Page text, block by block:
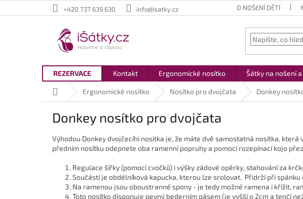
na
+420 737 639 630 info@isatky.cz O NOŠENÍ DĚTÍ
REZERVACE Kontakt Ergonomické nosítko Šátky na nošení
Domů Ergonomické nosítko Nosítko pro dvojčata Donkey
Donkey nosítko pro dvojčata
Výhodou Donkey dvojčecíhi nositka je, že máte dvě samostatná nosítka,
předním nosítku odepnete oba ramenní popruhy a pomocí rozepínací kojo
Regulace šířky (pomocí cvočků) i výšky zádové opěrky, stahování za
Součástí je obdélníková kapucka, kterou lze srolovat. Přidrží při
Na ramenou jsou oboustranné spony - je tedy možné ramena i křížit,
Toto nosítko disponuje pevný bederním pásem (je vyšší o 2cm a tenčí